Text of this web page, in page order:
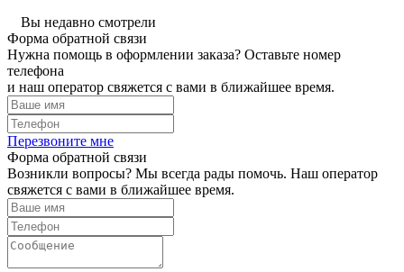
Вы недавно смотрели
Форма обратной связи
Нужна помощь в оформлении заказа? Оставьте номер
телефона
и наш оператор свяжется с вами в ближайшее время.
Перезвоните мне
Форма обратной связи
Возникли вопросы? Мы всегда рады помочь. Наш оператор
свяжется с вами в ближайшее время.